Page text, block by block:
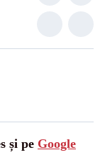
și pe Google